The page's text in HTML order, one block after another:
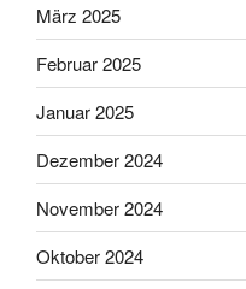
März 2025
Februar 2025
Januar 2025
Dezember 2024
November 2024
Oktober 2024